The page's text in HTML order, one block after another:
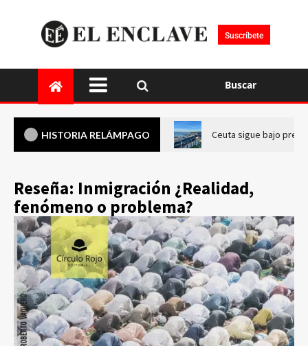
Suscríbete
Buscar
HISTORIA RELÁMPAGO Ceuta sigue bajo
Reseña: Inmigración ¿Realidad,
fenómeno o problema?